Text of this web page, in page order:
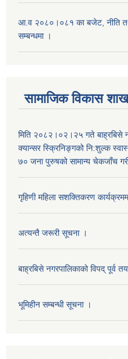
आ.व २०८०।०८१ का बजेट, नीति
सम्बन्धमा ।
सामाजिक विकास
मिति २०८२।०२।२५ गते बाह्रबिसे
क्यान्सर स्क्रिनिङ्गको नि:शुल्क
७० जना पुरुषको सामान्य चेकजाँच
गृहिणी महिला सशक्तिकरण
अत्यन्तै जरूरी सूचना ।
बाह्रबिसे नगरपालिकाको विपद् पूर्व
भूमिहीन सम्बन्धी सूचना ।